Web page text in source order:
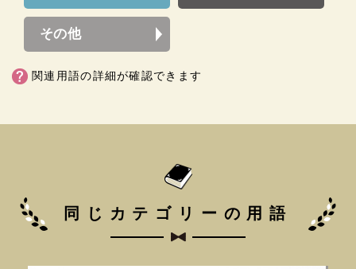
その他
関連用語の詳細が確認できます
同じカテゴリーの用語